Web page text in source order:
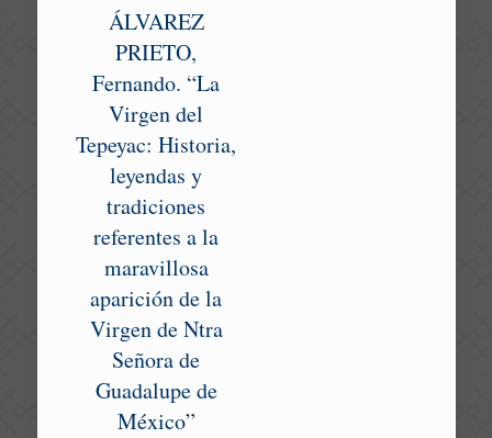
ÁLVAREZ
PRIETO,
Fernando. “La
Virgen del
Tepeyac: Historia,
leyendas y
tradiciones
referentes a la
maravillosa
aparición de la
Virgen de Ntra
Señora de
Guadalupe de
México”